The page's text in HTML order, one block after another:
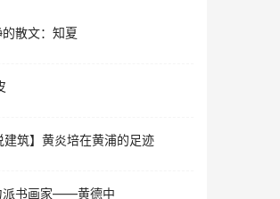
散文：知夏
建筑】黄炎培在黄浦的足迹
派书画家——黄德中